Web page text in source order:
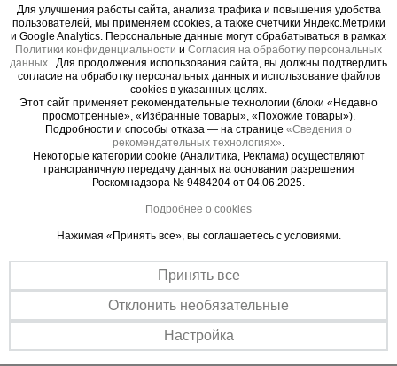
риска.
4. Долговечность, которая бросает вызов
времени
- Турецкое порошковое покрытие Picante Boya:
Эстетичный и исключительно стойкий барьер
против царапин, УФ-излучения и агрессивных
сред. Конструкция сохраняет профессиональный
вид после многих лет интенсивной эксплуатации.
5. Эффективность, экономящая ваше время
- Простая сборка без инструментов: Интуитивная
система «труба в трубу» и надежные флажковые
человека за считанные минуты.
- Полное соответствие ГОСТ: Ваша гарантия
того, что оборудование прошло все испытания и
соответствует высочайшим стандартам
безопасности.
Для улучшения работы сайта, анализа трафика и повышения удобства
пользователей, мы применяем cookies, а также счетчики Яндекс.Метрики
и Google Analytics. Персональные данные могут обрабатываться в рамках
Политики конфиденциальности и Согласия на обработку персональных
данных . Для продолжения использования сайта, вы должны подтвердить
согласие на обработку персональных данных и использование файлов
cookies в указанных целях.
Этот сайт применяет рекомендательные технологии (блоки «Недавно
просмотренные», «Избранные товары», «Похожие товары»).
Подробности и способы отказа — на странице «Сведения о
рекомендательных технологиях».
Некоторые категории cookie (Аналитика, Реклама) осуществляют
трансграничную передачу данных на основании разрешения
Роскомнадзора № 9484204 от 04.06.2025.
Подробнее о cookies
Нажимая «Принять все», вы соглашаетесь с условиями.
Принять все
Отклонить необязательные
Настройка